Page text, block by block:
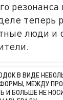
резонанса
теперь
люди и
В ВИДЕ
МЕЖДУ
И БОЛЬШЕ НЕ